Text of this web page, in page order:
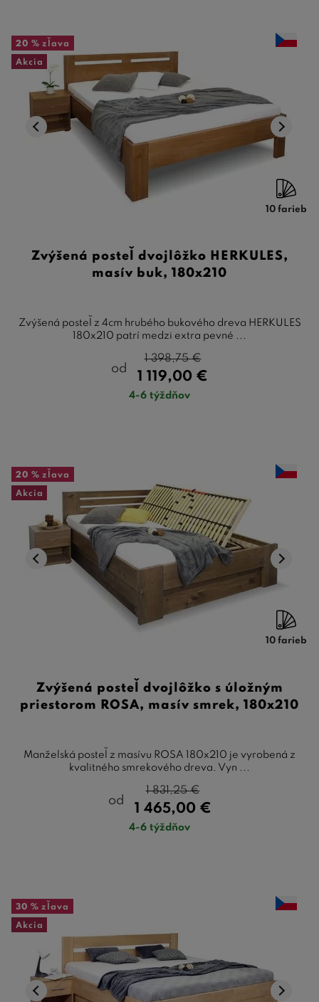
20 % zľava
Akcia
10 farieb
Zvýšená posteľ dvojlôžko HERKULES,
masív buk, 180x210
Zvýšená posteľ z 4cm hrubého bukového dreva HERKULES
180x210 patrí medzi extra pevné ...
od
1 119,00 €
1 398,75€
4-6 týždňov
20 % zľava
Akcia
10 farieb
Zvýšená posteľ dvojlôžko s úložným
priestorom ROSA, masív smrek, 180x210
Manželská posteľ z masívu ROSA 180x210 je vyrobená z
kvalitného smrekového dreva. Vyn ...
od
1 465,00 €
1 831,25€
4-6 týždňov
30 % zľava
Akcia